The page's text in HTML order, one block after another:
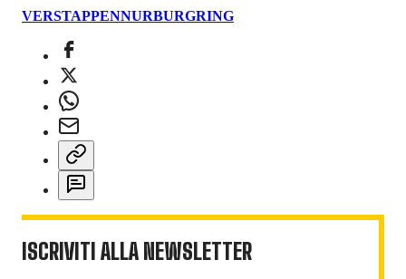
VERSTAPPENNURBURGRING
ISCRIVITI ALLA NEWSLETTER